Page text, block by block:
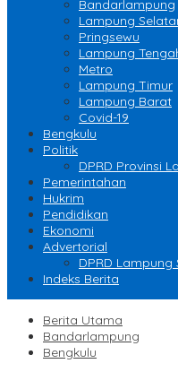
Bandarlampung
Lampung
Pringsewu
Lampung
Metro
Lampung Timur
Lampung Barat
Covid-19
Bengkulu
Politik
DPRD Provinsi
Pemerintahan
Hukrim
Pendidikan
Ekonomi
Advertorial
DPRD Lampung
Indeks Berita
Berita Utama
Bandarlampung
Bengkulu